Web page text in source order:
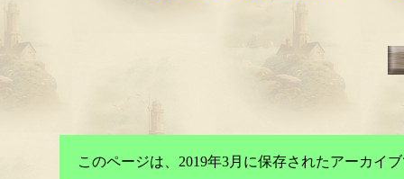
このページは、2019年3月に保存されたアーカイ